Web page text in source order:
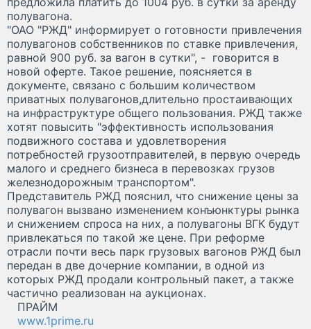
полувагона.
"ОАО "РЖД" информирует о готовности привлечения
полувагонов собственников по ставке привлечения,
равной 900 руб. за вагон в сутки", - говорится в
новой оферте. Такое решение, поясняется в
документе, связано с большим количеством
приватных полувагонов,длительно простаивающих
на инфраструктуре общего пользования. РЖД также
хотят повысить "эффективность использования
подвижного состава и удовлетворения
потребностей грузоотправителей, в первую очередь
малого и среднего бизнеса в перевозках грузов
железнодорожным транспортом".
Представитель РЖД пояснил, что снижение цены за
полувагон вызвано изменением конъюнктуры рынка
и снижением спроса на них, а полувагоны ВГК будут
привлекаться по такой же цене. При реформе
отрасли почти весь парк грузовых вагонов РЖД был
передан в две дочерние компании, в одной из
которых РЖД продали контрольный пакет, а также
частично реализован на аукционах.
ПРАЙМ
www.1prime.ru